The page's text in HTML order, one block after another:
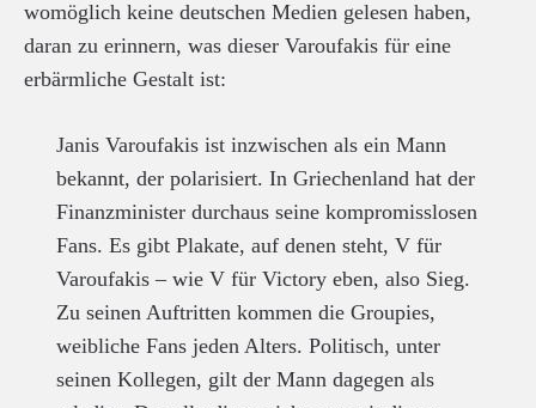
womöglich keine deutschen Medien gelesen haben,
daran zu erinnern, was dieser Varoufakis für eine
erbärmliche Gestalt ist:
Janis Varoufakis ist inzwischen als ein Mann
bekannt, der polarisiert. In Griechenland hat der
Finanzminister durchaus seine kompromisslosen
Fans. Es gibt Plakate, auf denen steht, V für
Varoufakis – wie V für Victory eben, also Sieg.
Zu seinen Auftritten kommen die Groupies,
weibliche Fans jeden Alters. Politisch, unter
seinen Kollegen, gilt der Mann dagegen als